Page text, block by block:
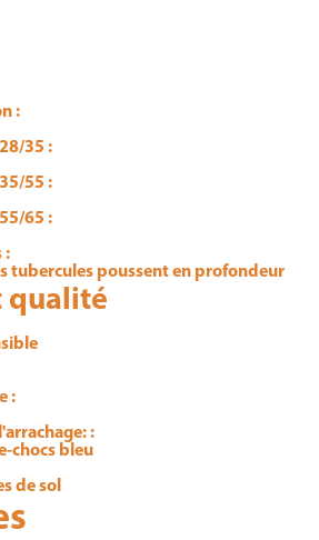
:
35 :
55 :
65 :
:
tubercules poussent en profondeur
qualité
:
:
chocs bleu
de sol